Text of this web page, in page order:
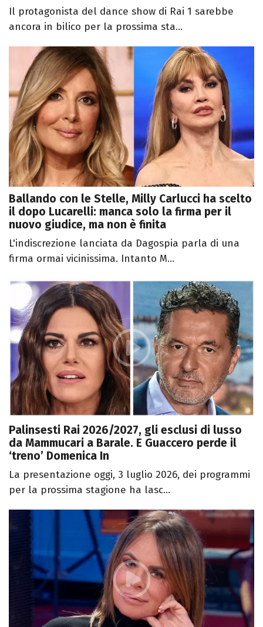
Il protagonista del dance show di Rai 1 sarebbe
ancora in bilico per la prossima sta...
Ballando con le Stelle, Milly Carlucci ha scelto
il dopo Lucarelli: manca solo la firma per il
nuovo giudice, ma non è finita
L'indiscrezione lanciata da Dagospia parla di una
firma ormai vicinissima. Intanto M...
Palinsesti Rai 2026/2027, gli esclusi di lusso
da Mammucari a Barale. E Guaccero perde il
‘treno’ Domenica In
La presentazione oggi, 3 luglio 2026, dei programmi
per la prossima stagione ha lasc...